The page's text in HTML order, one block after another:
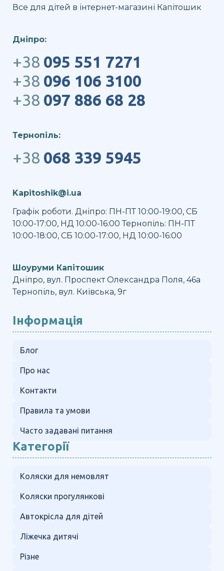
Все для дітей в інтернет-магазині Капітошик
Дніпро:
+38 095 551 7271
+38 096 106 3100
+38 097 886 68 28
Тернопіль:
+38 068 339 5945
Kapitoshik@i.ua
Графік роботи. Дніпро: ПН-ПТ 10:00-19:00, СБ
10:00-17:00, НД 10:00-16:00 Тернопіль: ПН-ПТ
10:00-18:00, СБ 10:00-17:00, НД 10:00-16:00
Шоуруми Капітошик
Дніпро, вул. Проспект Олександра Поля, 46а
Тернопіль, вул. Київська, 9г
Інформація
Блог
Про нас
Контакти
Правила та умови
Часто задавані питання
Категорії
Коляски для немовлят
Коляски прогулянкові
Автокрісла для дітей
Ліжечка дитячі
Різне